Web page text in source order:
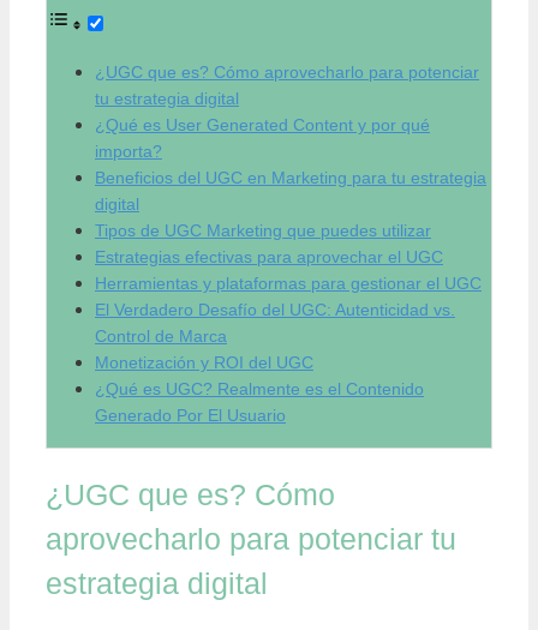
¿UGC que es? Cómo aprovecharlo para potenciar
tu estrategia digital
¿Qué es User Generated Content y por qué
importa?
Beneficios del UGC en Marketing para tu estrategia
digital
Tipos de UGC Marketing que puedes utilizar
Estrategias efectivas para aprovechar el UGC
Herramientas y plataformas para gestionar el UGC
El Verdadero Desafío del UGC: Autenticidad vs.
Control de Marca
Monetización y ROI del UGC
¿Qué es UGC? Realmente es el Contenido
Generado Por El Usuario
¿UGC que es? Cómo
aprovecharlo para potenciar tu
estrategia digital